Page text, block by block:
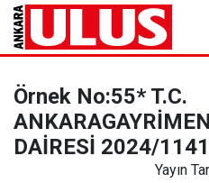
Örnek No:55* T.C.
DAİRESİ 2024/
Yayın